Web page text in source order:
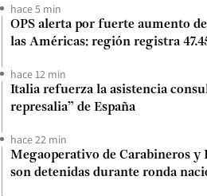
hace 5 min
OPS alerta por fuerte aumento
las Américas: región registra
hace 12 min
Italia refuerza la asistencia
represalia” de España
hace 22 min
Megaoperativo de Carabineros y
son detenidas durante ronda